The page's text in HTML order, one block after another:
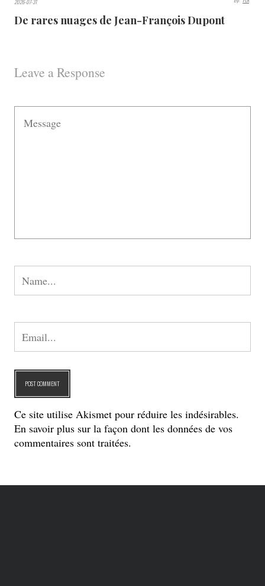
VIEWS
2026-07-31
De rares nuages de Jean-François Dupont
Leave a Response
Ce site utilise Akismet pour réduire les indésirables.
En savoir plus sur la façon dont les données de vos
commentaires sont traitées.